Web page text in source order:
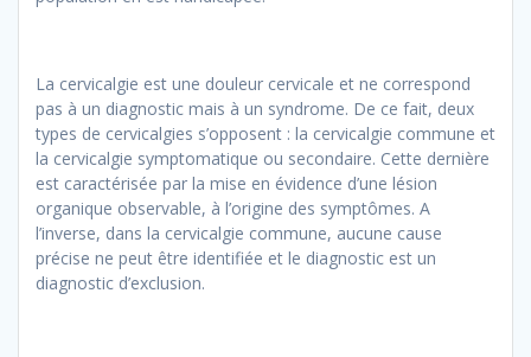
La cervicalgie est une douleur cervicale et ne correspond
pas à un diagnostic mais à un syndrome. De ce fait, deux
types de cervicalgies s’opposent : la cervicalgie commune et
la cervicalgie symptomatique ou secondaire. Cette dernière
est caractérisée par la mise en évidence d’une lésion
organique observable, à l’origine des symptômes. A
l’inverse, dans la cervicalgie commune, aucune cause
précise ne peut être identifiée et le diagnostic est un
diagnostic d’exclusion.